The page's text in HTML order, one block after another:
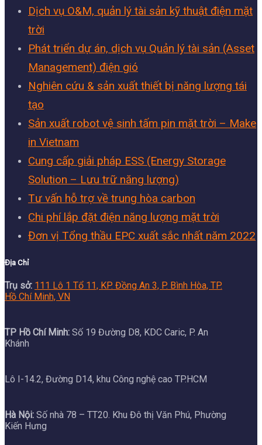
Dịch vụ O&M, quản lý tài sản kỹ thuật điện mặt
trời
Phát triển dự án, dịch vụ Quản lý tài sản (Asset
Management) điện gió
Nghiên cứu & sản xuất thiết bị năng lượng tái
tạo
Sản xuất robot vệ sinh tấm pin mặt trời – Make
in Vietnam
Cung cấp giải pháp ESS (Energy Storage
Solution – Lưu trữ năng lượng)
Tư vấn hỗ trợ về trung hòa carbon
Chi phí lắp đặt điện năng lượng mặt trời
Đơn vị Tổng thầu EPC xuất sắc nhất năm 2022
Địa Chỉ
Trụ sở: 111 Lô 1 Tổ 11, KP. Đồng An 3, P. Bình Hòa, TP.
Hồ Chí Minh, VN
TP Hồ Chí Minh: Số 19 Đường D8, KDC Caric, P. An
Khánh
Lô I-14.2, Đường D14, khu Công nghệ cao TP.HCM
Hà Nội: Số nhà 78 – TT20. Khu Đô thị Văn Phú, Phường
Kiến Hưng